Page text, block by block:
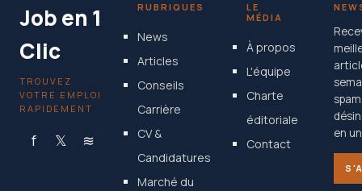
Job en 1
Clic
TROUVEZ
VOTRE EMPLOI
RAPIDEMENT
f 𝕏 ≋
RUBRIQUES
News
Articles
Conseils
Carrière
CV &
Candidatures
Marché du
LE
MÉDIA
À propos
L'équipe
Charte
éditoriale
Contact
en